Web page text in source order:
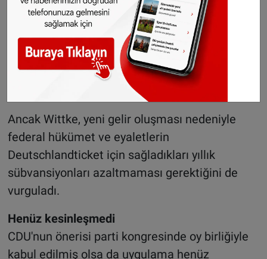
belirtiliyor.
Deutschlandticket'in aylık fiyatı şu anda 63
euro. Federal hükümet ile eyaletler, bilet
sistemini desteklemek için yılda 1,5'er milyar
Ancak Wittke, yeni gelir oluşması nedeniyle
federal hükümet ve eyaletlerin
Deutschlandticket için sağladıkları yıllık
sübvansiyonları azaltmaması gerektiğini de
vurguladı.
Henüz kesinleşmedi
CDU'nun önerisi parti kongresinde oy birliğiyle
kabul edilmiş olsa da uygulama henüz